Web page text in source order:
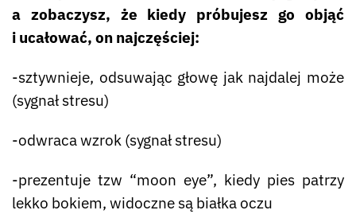
a zobaczysz, że kiedy próbujesz go objąć
i ucałować, on najczęściej:
-sztywnieje, odsuwając głowę jak najdalej może
(sygnał stresu)
-odwraca wzrok (sygnał stresu)
-prezentuje tzw “moon eye”, kiedy pies patrzy
lekko bokiem, widoczne są białka oczu